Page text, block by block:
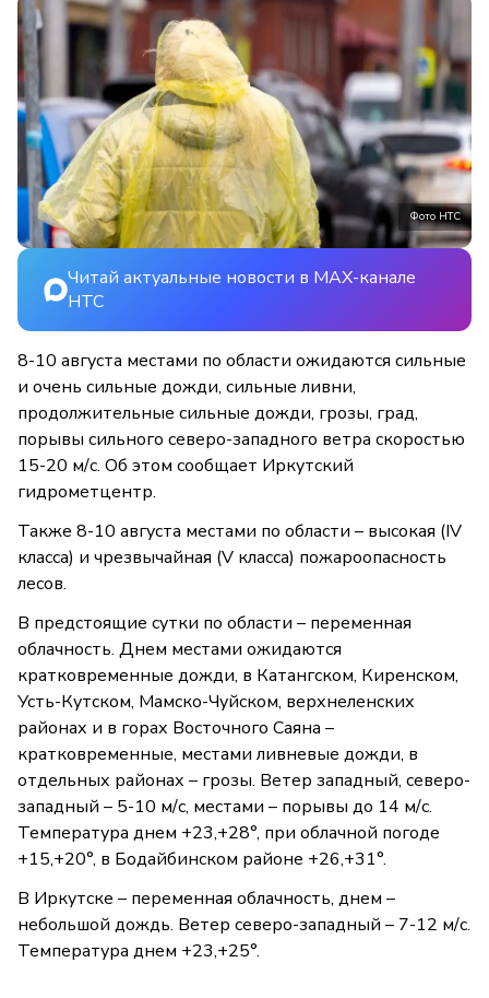
Фото НТС
Читай актуальные новости в MAX-канале
НТС
8-10 августа местами по области ожидаются сильные
и очень сильные дожди, сильные ливни,
продолжительные сильные дожди, грозы, град,
порывы сильного северо-западного ветра скоростью
15-20 м/с. Об этом сообщает Иркутский
гидрометцентр.
Также 8-10 августа местами по области – высокая (IV
класса) и чрезвычайная (V класса) пожароопасность
лесов.
В предстоящие сутки по области – переменная
облачность. Днем местами ожидаются
кратковременные дожди, в Катангском, Киренском,
Усть-Кутском, Мамско-Чуйском, верхнеленских
районах и в горах Восточного Саяна –
кратковременные, местами ливневые дожди, в
отдельных районах – грозы. Ветер западный, северо-
западный – 5-10 м/с, местами – порывы до 14 м/с.
Температура днем +23,+28°, при облачной погоде
+15,+20°, в Бодайбинском районе +26,+31°.
В Иркутске – переменная облачность, днем –
небольшой дождь. Ветер северо-западный – 7-12 м/с.
Температура днем +23,+25°.